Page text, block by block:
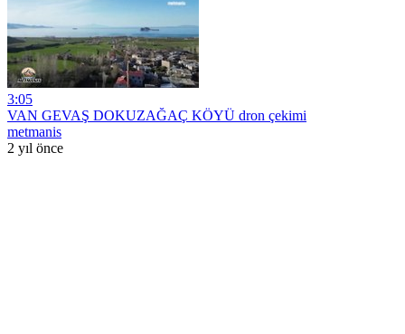
3:05
VAN GEVAŞ DOKUZAĞAÇ KÖYÜ dron çekimi
metmanis
2 yıl önce